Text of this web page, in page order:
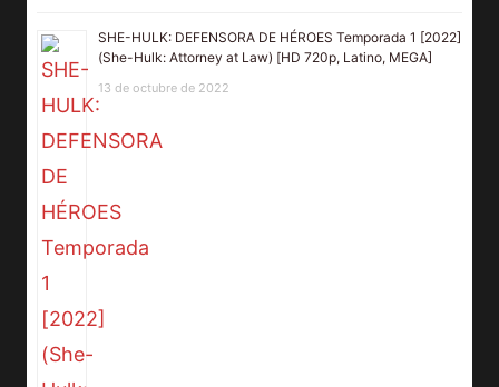
SHE-HULK: DEFENSORA DE HÉROES Temporada 1 [2022]
(She-Hulk: Attorney at Law) [HD 720p, Latino, MEGA]
13 de octubre de 2022